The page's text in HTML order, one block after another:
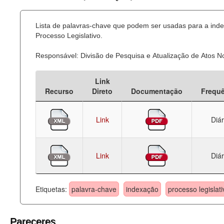
Lista de palavras-chave que podem ser usadas para a
Processo Legislativo.
Responsável: Divisão de Pesquisa e Atualização de Atos
Recurso
Link
Direto
Documentação
Link
Link
Etiquetas: palavra-chave indexação processo
Pareceres